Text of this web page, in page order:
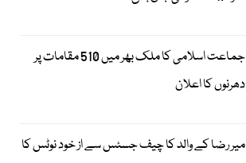
جماعت اسلامی کا ملک بھر میں 510 مقامات پر
دھرنوں کا اعلان
میر رضا کے والد کا چیف جسٹس سے از خود نوٹس کا